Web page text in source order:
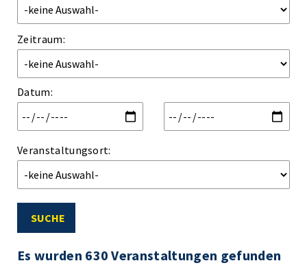
Zeitraum:
Datum:
Veranstaltungsort:
SUCHE
Es wurden 630 Veranstaltungen gefunden